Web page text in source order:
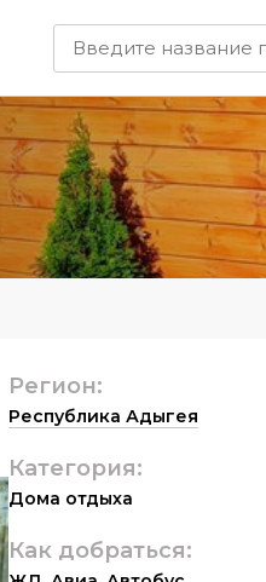
Регион:
Республика Адыгея
Категория:
Дома отдыха
Как добраться: